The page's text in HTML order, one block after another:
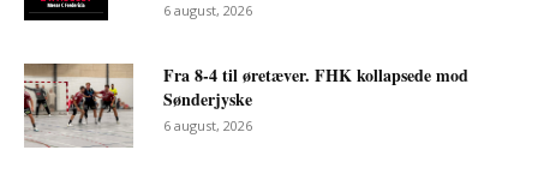
6 august, 2026
Fra 8-4 til øretæver. FHK kollapsede mod
Sønderjyske
6 august, 2026